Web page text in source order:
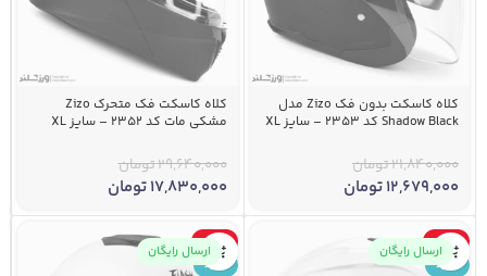
کلاه کاسکت بدون فک Zizo مدل
Shadow Black کد 2353 – سایز XL
21,840,000تومان
12,679,000تومان
کلاه کاسکت فک متحرک Zizo
مشکی مات کد 2352 – سایز XL
29,640,000تومان
17,830,000تومان
-41%
جدید
ارسال رایگان
-41%
جدید
ارسال رایگان